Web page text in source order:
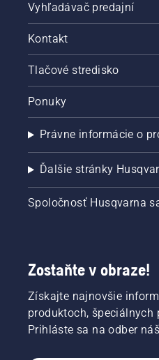
Vyhľadávač predajní
Kontakt
Tlačové stredisko
Ponuky
Právne informácie o
Ďalšie stránky
Spoločnosť Husqvarna
Zostaňte v obraze!
Získajte najnovšie
produktoch, špeciálnych
Prihláste sa na odber